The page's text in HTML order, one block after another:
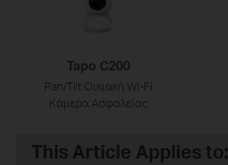
Tapo C200
Pan/Tilt Οικιακή Wi-Fi
Κάμερα Ασφαλείας
This Article Applies to: